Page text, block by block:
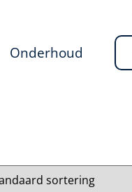
Onderhoud